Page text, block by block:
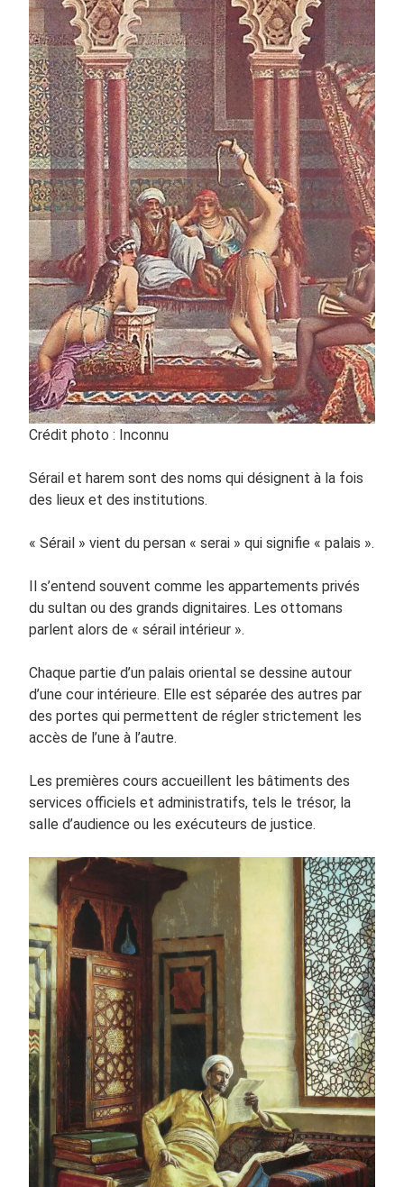
Crédit photo : Inconnu
Sérail et harem sont des noms qui désignent à la fois
des lieux et des institutions.
« Sérail » vient du persan « serai » qui signifie « palais ».
Il s’entend souvent comme les appartements privés
du sultan ou des grands dignitaires. Les ottomans
parlent alors de « sérail intérieur ».
Chaque partie d’un palais oriental se dessine autour
d’une cour intérieure. Elle est séparée des autres par
des portes qui permettent de régler strictement les
accès de l’une à l’autre.
Les premières cours accueillent les bâtiments des
services officiels et administratifs, tels le trésor, la
salle d’audience ou les exécuteurs de justice.